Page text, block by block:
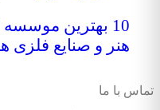
10 بهترین
هنر و صنایع فلزی
تماس با ما